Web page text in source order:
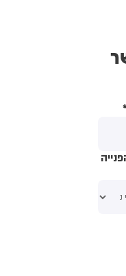
מקלט בשירותים, ופאלמר
על ידי המשטרה המקומית.
*